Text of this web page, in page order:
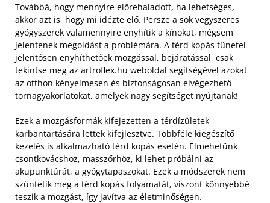
Továbbá, hogy mennyire előrehaladott, ha lehetséges,
akkor azt is, hogy mi idézte elő. Persze a sok vegyszeres
gyógyszerek valamennyire enyhítik a kínokat, mégsem
jelentenek megoldást a problémára. A térd kopás tünetei
jelentősen enyhíthetőek mozgással, bejáratással, csak
tekintse meg az artroflex.hu weboldal segítségével azokat
az otthon kényelmesen és biztonságosan elvégezhető
tornagyakorlatokat, amelyek nagy segítséget nyújtanak!
Ezek a mozgásformák kifejezetten a térdízületek
karbantartására lettek kifejlesztve. Többféle kiegészítő
kezelés is alkalmazható térd kopás esetén. Elmehetünk
csontkovácshoz, masszőrhöz, ki lehet próbálni az
akupunktúrát, a gyógytapaszokat. Ezek a módszerek nem
szüntetik meg a térd kopás folyamatát, viszont könnyebbé
teszik a mozgást, így javítva az életminőségen.